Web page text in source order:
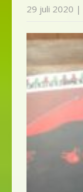
29 juli 2020 |